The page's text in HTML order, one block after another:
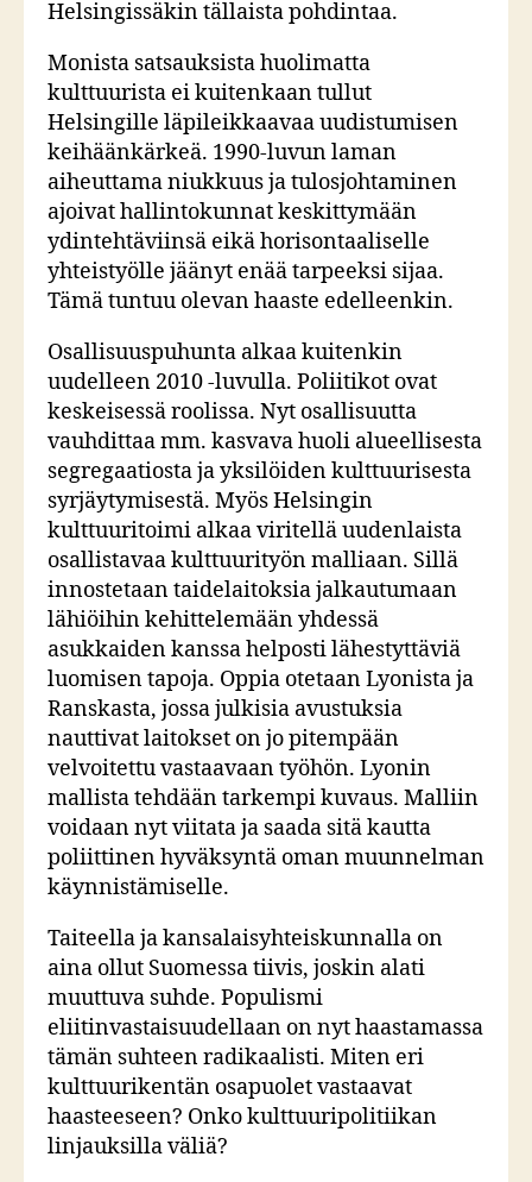
Helsingissäkin tällaista pohdintaa.
Monista satsauksista huolimatta
kulttuurista ei kuitenkaan tullut
Helsingille läpileikkaavaa uudistumisen
keihäänkärkeä. 1990-luvun laman
aiheuttama niukkuus ja tulosjohtaminen
ajoivat hallintokunnat keskittymään
ydintehtäviinsä eikä horisontaaliselle
yhteistyölle jäänyt enää tarpeeksi sijaa.
Tämä tuntuu olevan haaste edelleenkin.
Osallisuuspuhunta alkaa kuitenkin
uudelleen 2010 -luvulla. Poliitikot ovat
keskeisessä roolissa. Nyt osallisuutta
vauhdittaa mm. kasvava huoli alueellisesta
segregaatiosta ja yksilöiden kulttuurisesta
syrjäytymisestä. Myös Helsingin
kulttuuritoimi alkaa viritellä uudenlaista
osallistavaa kulttuurityön malliaan. Sillä
innostetaan taidelaitoksia jalkautumaan
lähiöihin kehittelemään yhdessä
asukkaiden kanssa helposti lähestyttäviä
luomisen tapoja. Oppia otetaan Lyonista ja
Ranskasta, jossa julkisia avustuksia
nauttivat laitokset on jo pitempään
velvoitettu vastaavaan työhön. Lyonin
mallista tehdään tarkempi kuvaus. Malliin
voidaan nyt viitata ja saada sitä kautta
poliittinen hyväksyntä oman muunnelman
käynnistämiselle.
Taiteella ja kansalaisyhteiskunnalla on
aina ollut Suomessa tiivis, joskin alati
muuttuva suhde. Populismi
eliitinvastaisuudellaan on nyt haastamassa
tämän suhteen radikaalisti. Miten eri
kulttuurikentän osapuolet vastaavat
haasteeseen? Onko kulttuuripolitiikan
linjauksilla väliä?